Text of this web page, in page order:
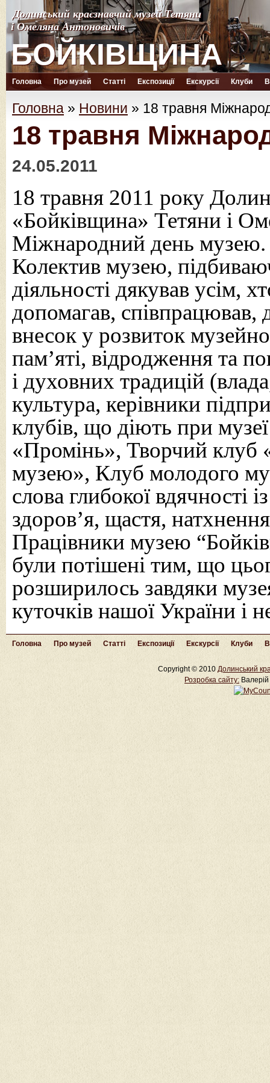
Долинський краєзнавчий музей Тетяни
і Омеляна Антоновичів
БОЙКІВЩИНА
Долинський краєзнавчий музей Тетяни
і Омеляна Антоновичів
БОЙКІВЩИНА
Головна Про музей Статті Експозиції Екскурсії Клуби
Головна » Новини » 18 травня
18 травня
24.05.2011
18 травня 2011 року
«Бойківщина» Тетяни і
Міжнародний день музею.
Колектив музею,
діяльності дякував усім,
допомагав, співпрацював,
внесок у розвиток
пам’яті, відродження та
і духовних традицій
культура, керівники
клубів, що діють при
«Промінь», Творчий клуб
музею», Клуб молодого
слова глибокої вдячності
здоров’я, щастя,
Працівники музею
були потішені тим, що
розширилось завдяки
куточків нашої України і
Головна Про музей Статті Експозиції Екскурсії Клуби
Copyright © 2010 Долинський
Розробка cайту: